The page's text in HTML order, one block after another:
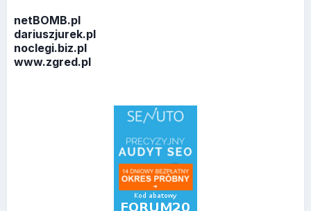
netBOMB.pl
dariuszjurek.pl
noclegi.biz.pl
www.zgred.pl